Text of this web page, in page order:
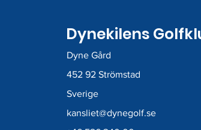
Dynekilens
Dyne Gård
452 92 Strömstad
Sverige
kansliet@dynegolf.se